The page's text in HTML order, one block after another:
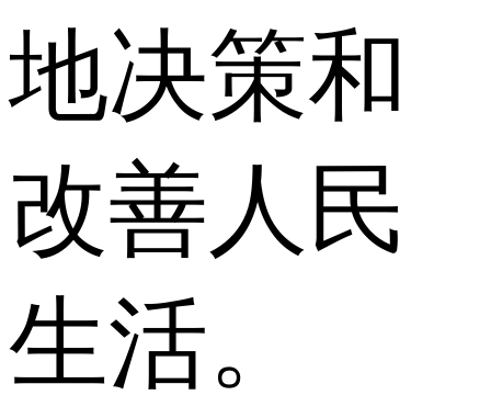
地决策和
改善人民
生活。